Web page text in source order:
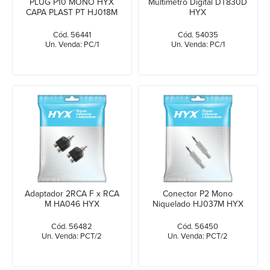
CAPA PLAST PT HJ018M
Cód. 56441
Un. Venda: PC/1
HYX
Cód. 54035
Un. Venda: PC/1
Adaptador 2RCA F x RCA
M HA046 HYX
Cód. 56482
Un. Venda: PCT/2
Conector P2 Mono
Niquelado HJ037M HYX
Cód. 56450
Un. Venda: PCT/2